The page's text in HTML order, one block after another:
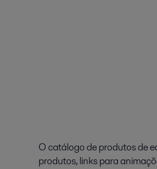
O catálogo de produtos de
produtos, links para